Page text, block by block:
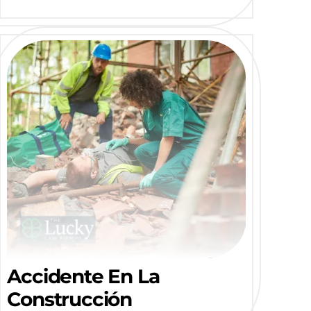
Accidente En La
Construcción